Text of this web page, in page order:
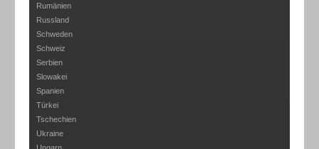
Rumänien
Russland
Schweden
Schweiz
Serbien
Slowakei
Spanien
Türkei
Tschechien
Ukraine